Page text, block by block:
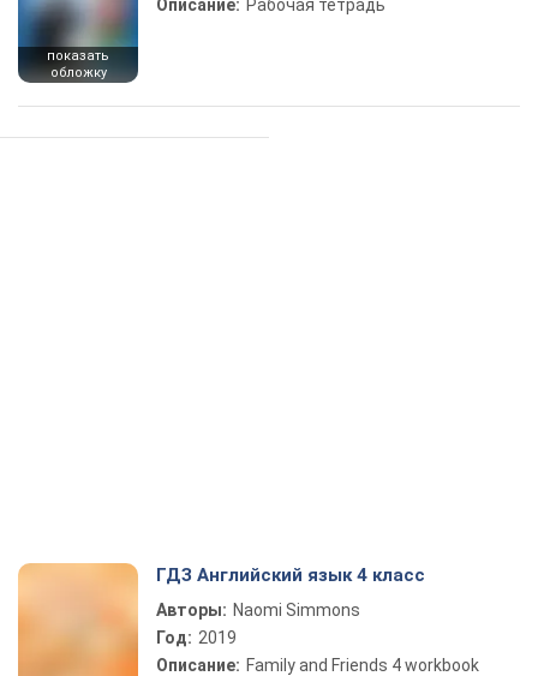
показать
обложку
Описание: Рабочая тетрадь
ГДЗ Английский язык 4 класс
Авторы: Naomi Simmons
Год: 2019
Описание: Family and Friends 4 workbook